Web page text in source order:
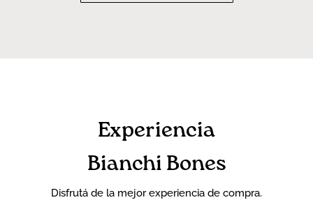
Experiencia
Bianchi Bones
Disfrutá de la mejor experiencia de compra.